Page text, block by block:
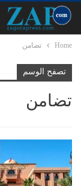
Home تضامن
تصفح الوسم
تضامن